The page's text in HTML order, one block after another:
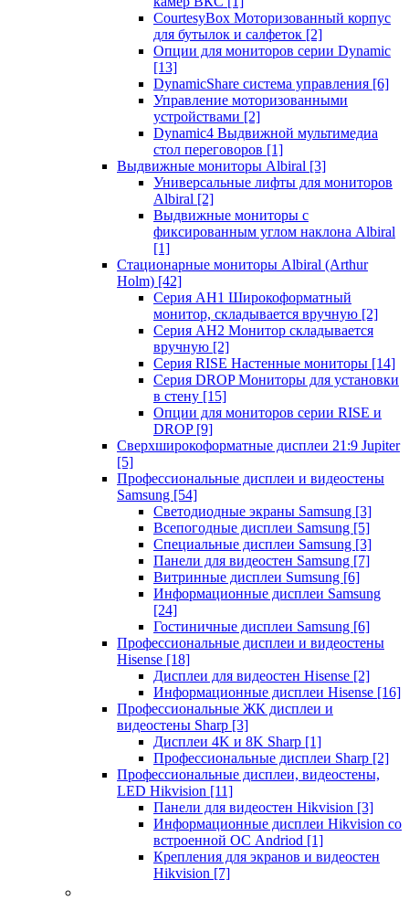
CourtesyBox Моторизованный корпус
для бутылок и салфеток [2]
Опции для мониторов серии Dynamic
[13]
DynamicShare система управления [6]
Управление моторизованными
устройствами [2]
Dynamic4 Выдвижной мультимедиа
стол переговоров [1]
Выдвижные мониторы Albiral [3]
Универсальные лифты для мониторов
Albiral [2]
Выдвижные мониторы с
фиксированным углом наклона Albiral
[1]
Стационарные мониторы Albiral (Arthur
Holm) [42]
Серия AH1 Широкоформатный
монитор, складывается вручную [2]
Серия AH2 Монитор складывается
вручную [2]
Серия RISE Настенные мониторы [14]
Серия DROP Мониторы для установки
в стену [15]
Опции для мониторов серии RISE и
DROP [9]
Сверхширокоформатные дисплеи 21:9 Jupiter
[5]
Профессиональные дисплеи и видеостены
Samsung [54]
Светодиодные экраны Samsung [3]
Всепогодные дисплеи Samsung [5]
Специальные дисплеи Samsung [3]
Панели для видеостен Samsung [7]
Витринные дисплеи Sumsung [6]
Информационные дисплеи Samsung
[24]
Гостиничные дисплеи Samsung [6]
Профессиональные дисплеи и видеостены
Hisense [18]
Дисплеи для видеостен Hisense [2]
Информационные дисплеи Hisense [16]
Профессиональные ЖК дисплеи и
видеостены Sharp [3]
Дисплеи 4K и 8K Sharp [1]
Профессиональные дисплеи Sharp [2]
Профессиональные дисплеи, видеостены,
LED Hikvision [11]
Панели для видеостен Hikvision [3]
Информационные дисплеи Hikvision со
встроенной ОС Andriod [1]
Крепления для экранов и видеостен
Hikvision [7]